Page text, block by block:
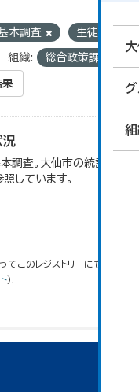
本調査 生徒数
組織: 総合政策課
果
況
調査。大仙市の統計「14-5
しています。
このレジストリーにもアクセス
).